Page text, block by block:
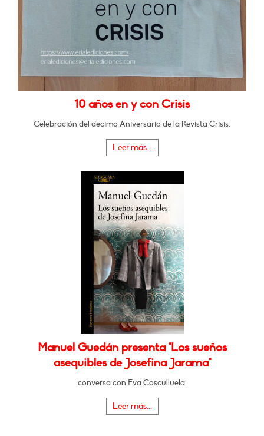
10 años en y con Crisis
Celebración del decimo Aniversario de la Revista Crisis.
Leer más...
Manuel Guedán presenta "Los sueños
asequibles de Josefina Jarama"
conversa con Eva Cosculluela.
Leer más...